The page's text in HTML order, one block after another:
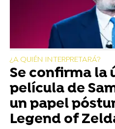
¿A QUIÉN INTERPRETARÁ?
Se confirma la
película de
un papel
Legend of